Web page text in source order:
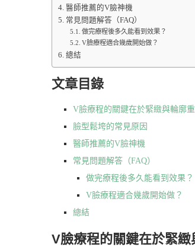
醫師推薦的V臉神機
常見問題解答（FAQ）
做完療程後多久能看到效果？
V臉療程適合幾歲開始做？
總結
文章目錄
V臉療程的關鍵在於緊緻與輪廓
臉型鬆垮的常見原因
醫師推薦的V臉神機
常見問題解答（FAQ）
做完療程後多久能看到效果？
V臉療程適合幾歲開始做？
總結
V臉療程的關鍵在於緊緻